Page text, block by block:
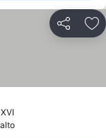
Compartir